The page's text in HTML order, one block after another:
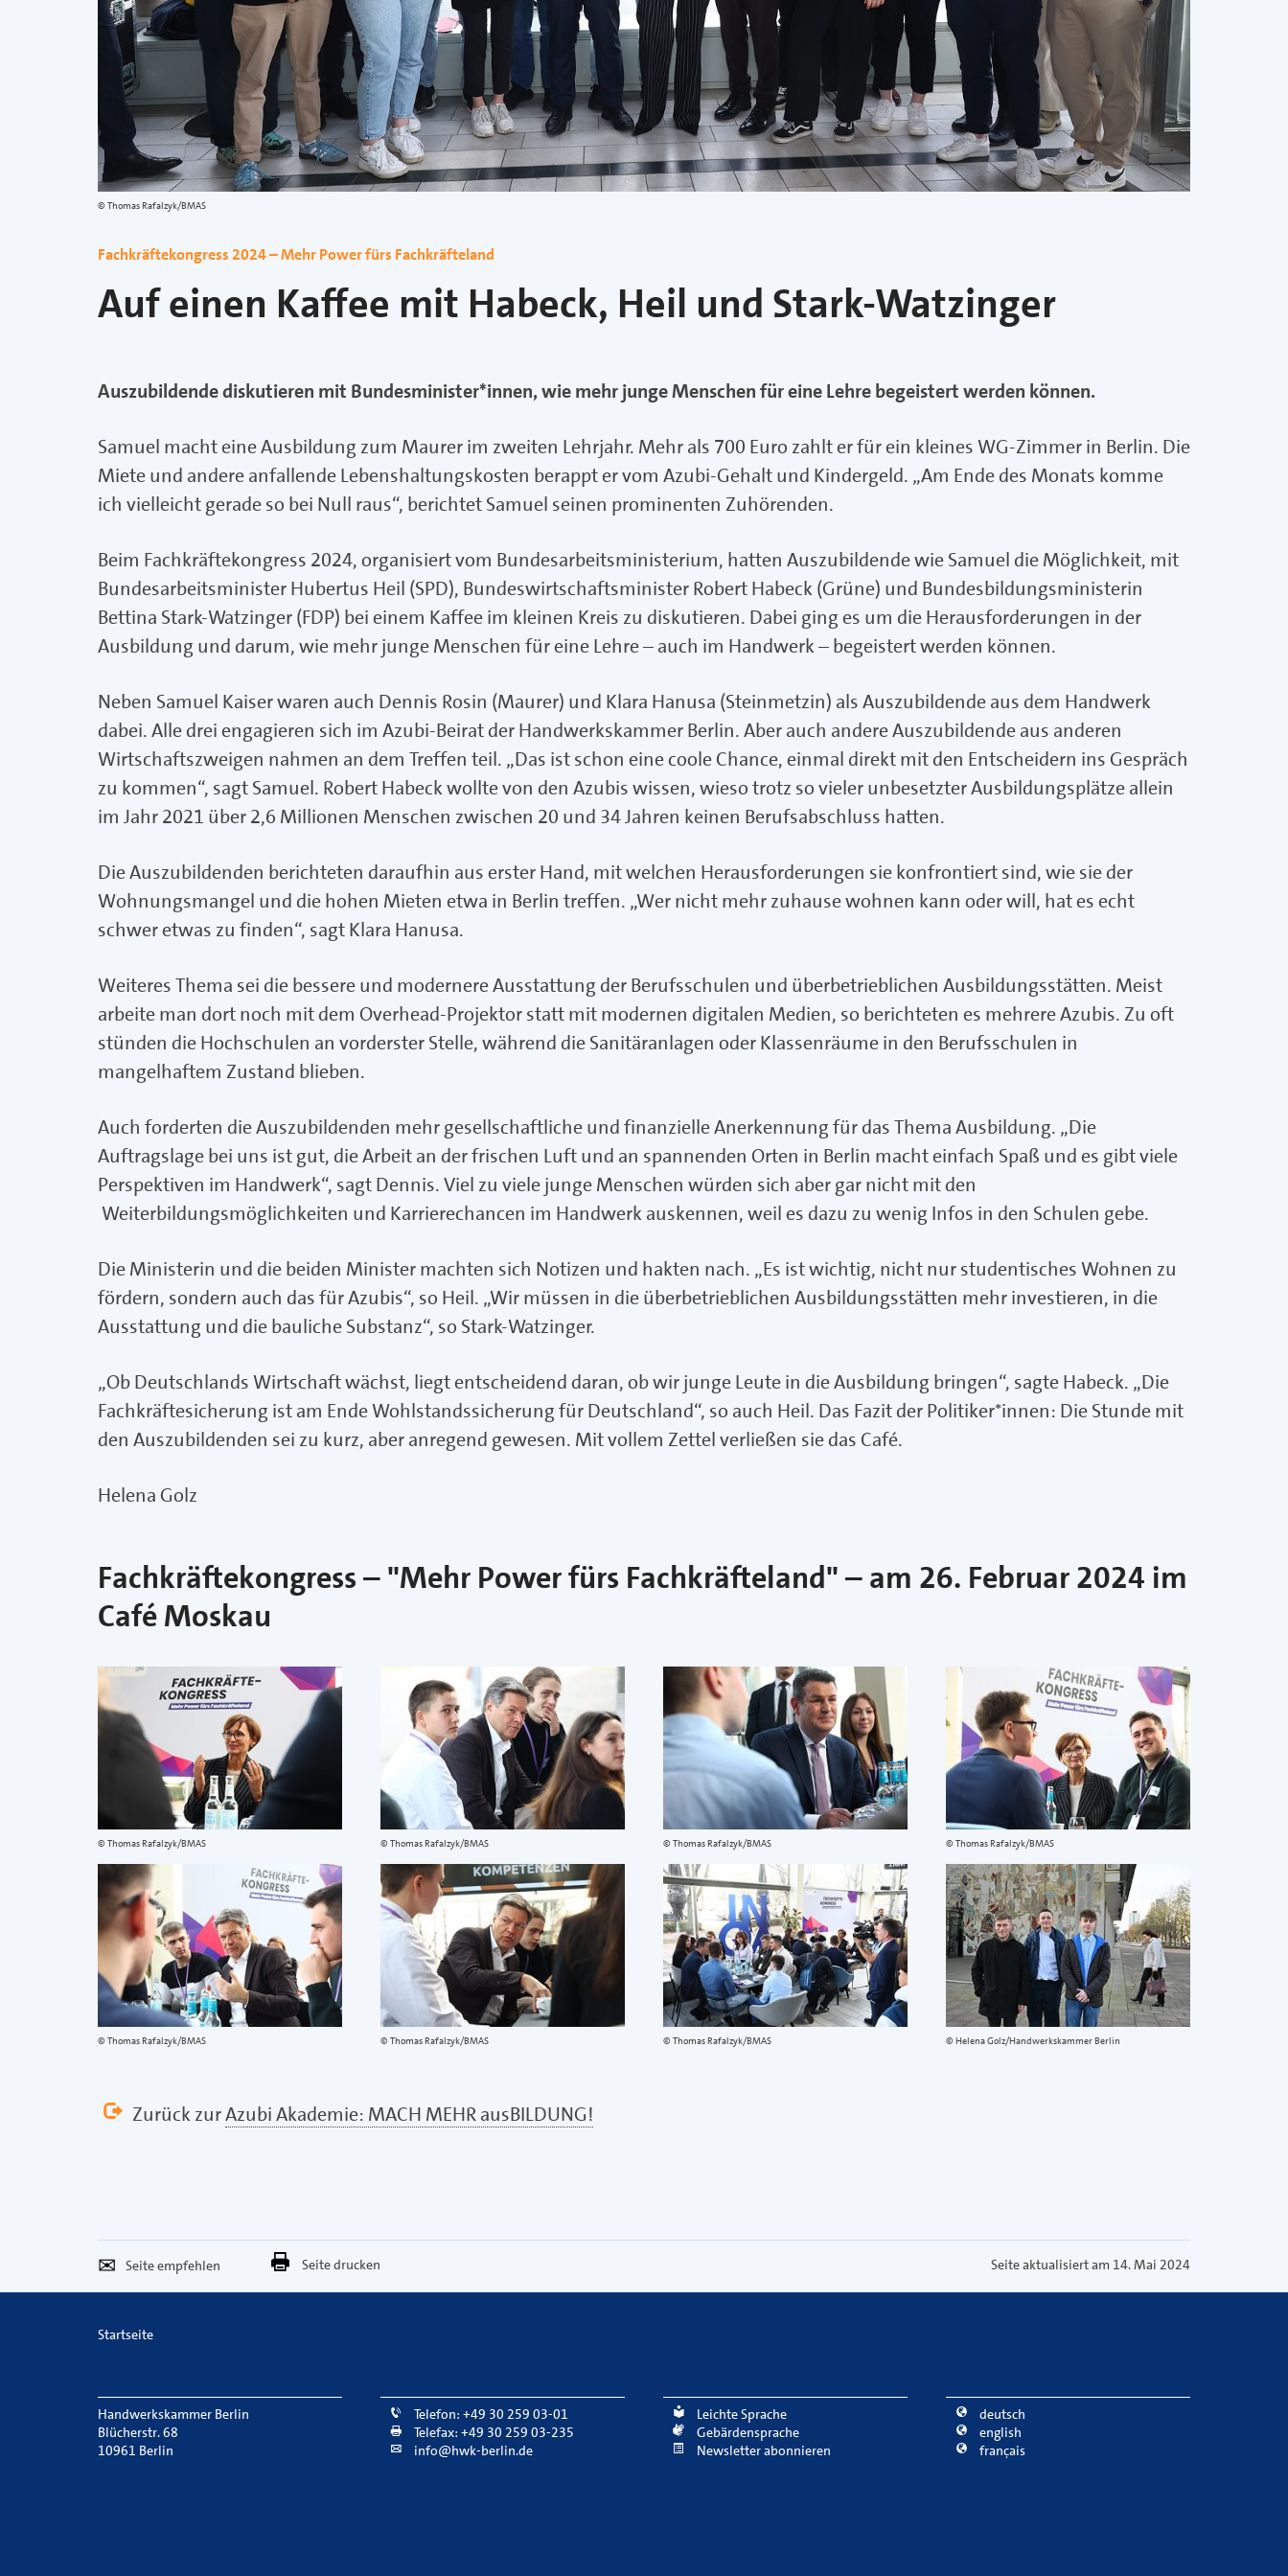
Thomas Rafalzyk/BMAS
Fachkräftekongress 2024 – Mehr Power fürs Fachkräfteland
Auf einen Kaffee mit Habeck, Heil und Stark-Watzinger
Auszubildende diskutieren mit Bundesminister*innen, wie mehr junge Menschen für eine Lehre begeistert werden können.
Samuel macht eine Ausbildung zum Maurer im zweiten Lehrjahr. Mehr als 700 Euro zahlt er für ein kleines WG-Zimmer in Berlin. Die
Miete und andere anfallende Lebenshaltungskosten berappt er vom Azubi-Gehalt und Kindergeld. „Am Ende des Monats komme
ich vielleicht gerade so bei Null raus“, berichtet Samuel seinen prominenten Zuhörenden.
Beim Fachkräftekongress 2024, organisiert vom Bundesarbeitsministerium, hatten Auszubildende wie Samuel die Möglichkeit, mit
Bundesarbeitsminister Hubertus Heil (SPD), Bundeswirtschaftsminister Robert Habeck (Grüne) und Bundesbildungsministerin
Bettina Stark-Watzinger (FDP) bei einem Kaffee im kleinen Kreis zu diskutieren. Dabei ging es um die Herausforderungen in der
Ausbildung und darum, wie mehr junge Menschen für eine Lehre – auch im Handwerk – begeistert werden können.
Neben Samuel Kaiser waren auch Dennis Rosin (Maurer) und Klara Hanusa (Steinmetzin) als Auszubildende aus dem Handwerk
dabei. Alle drei engagieren sich im Azubi-Beirat der Handwerkskammer Berlin. Aber auch andere Auszubildende aus anderen
Wirtschaftszweigen nahmen an dem Treffen teil. „Das ist schon eine coole Chance, einmal direkt mit den Entscheidern ins Gespräch
zu kommen“, sagt Samuel. Robert Habeck wollte von den Azubis wissen, wieso trotz so vieler unbesetzter Ausbildungsplätze allein
im Jahr 2021 über 2,6 Millionen Menschen zwischen 20 und 34 Jahren keinen Berufsabschluss hatten.
Die Auszubildenden berichteten daraufhin aus erster Hand, mit welchen Herausforderungen sie konfrontiert sind, wie sie der
Wohnungsmangel und die hohen Mieten etwa in Berlin treffen. „Wer nicht mehr zuhause wohnen kann oder will, hat es echt
schwer etwas zu finden“, sagt Klara Hanusa.
Weiteres Thema sei die bessere und modernere Ausstattung der Berufsschulen und überbetrieblichen Ausbildungsstätten. Meist
arbeite man dort noch mit dem Overhead-Projektor statt mit modernen digitalen Medien, so berichteten es mehrere Azubis. Zu oft
stünden die Hochschulen an vorderster Stelle, während die Sanitäranlagen oder Klassenräume in den Berufsschulen in
mangelhaftem Zustand blieben.
Auch forderten die Auszubildenden mehr gesellschaftliche und finanzielle Anerkennung für das Thema Ausbildung. „Die
Auftragslage bei uns ist gut, die Arbeit an der frischen Luft und an spannenden Orten in Berlin macht einfach Spaß und es gibt viele
Perspektiven im Handwerk“, sagt Dennis. Viel zu viele junge Menschen würden sich aber gar nicht mit den
Weiterbildungsmöglichkeiten und Karrierechancen im Handwerk auskennen, weil es dazu zu wenig Infos in den Schulen gebe.
Die Ministerin und die beiden Minister machten sich Notizen und hakten nach. „Es ist wichtig, nicht nur studentisches Wohnen zu
fördern, sondern auch das für Azubis“, so Heil. „Wir müssen in die überbetrieblichen Ausbildungsstätten mehr investieren, in die
Ausstattung und die bauliche Substanz“, so Stark-Watzinger.
„Ob Deutschlands Wirtschaft wächst, liegt entscheidend daran, ob wir junge Leute in die Ausbildung bringen“, sagte Habeck. „Die
Fachkräftesicherung ist am Ende Wohlstandssicherung für Deutschland“, so auch Heil. Das Fazit der Politiker*innen: Die Stunde mit
den Auszubildenden sei zu kurz, aber anregend gewesen. Mit vollem Zettel verließen sie das Café.
Helena Golz
Fachkräftekongress – "Mehr Power fürs Fachkräfteland" – am 26. Februar 2024 im
Café Moskau
Thomas Rafalzyk/BMAS Thomas Rafalzyk/BMAS Thomas Rafalzyk/BMAS Thomas Rafalzyk/BMAS
Thomas Rafalzyk/BMAS Thomas Rafalzyk/BMAS Thomas Rafalzyk/BMAS Helena Golz/Handwerkskammer Berlin
Zurück zurAzubi Akademie: MACH MEHR ausBILDUNG!
Seite
empfehlen
Per
E-
Mail
Seite drucken Seite aktualisiert am 14. Mai 2024
Startseite
Handwerkskammer Berlin
Blücherstr. 68
10961 Berlin
Telefon: +49 30 259 03-01
Telefax: +49 30 259 03-235
info@hwk-berlin.de
Leichte Sprache
Gebärdensprache
Newsletter abonnieren
deutsch
english
français